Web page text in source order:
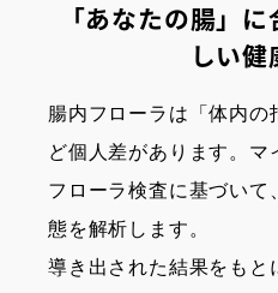
「あなたの腸」
しい
腸内フローラは「体内の
ど個人差があります。マ
フローラ検査に基づいて
態を解析します。
導き出された結果をもと